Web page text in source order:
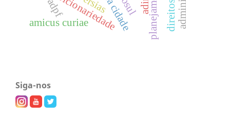
amicus curiae
adin
adpf
Siga-nos